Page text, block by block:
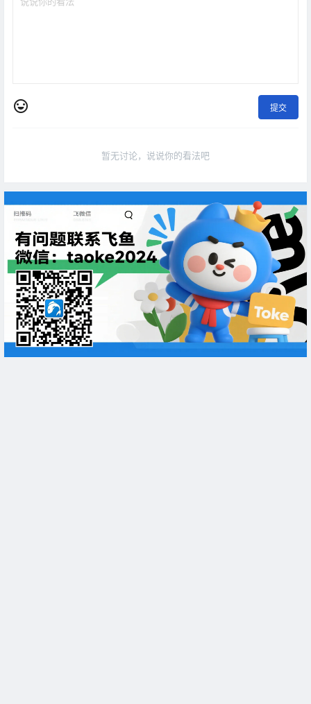
提交
暂无讨论，说说你的看法吧